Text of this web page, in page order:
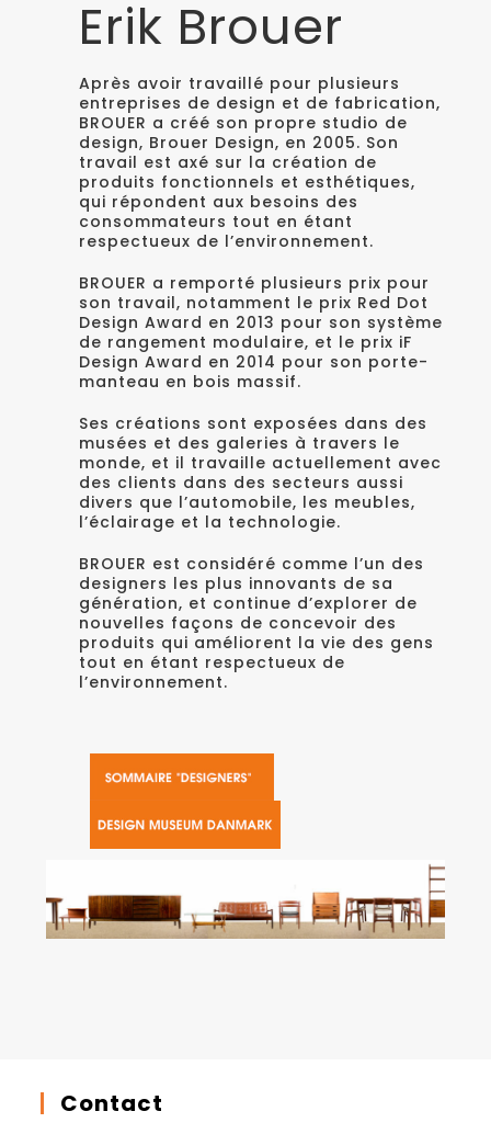
Erik Brouer
Après avoir travaillé pour plusieurs
entreprises de design et de fabrication,
BROUER a créé son propre studio de
design, Brouer Design, en 2005. Son
travail est axé sur la création de
produits fonctionnels et esthétiques,
qui répondent aux besoins des
consommateurs tout en étant
respectueux de l’environnement.
BROUER a remporté plusieurs prix pour
son travail, notamment le prix Red Dot
Design Award en 2013 pour son système
de rangement modulaire, et le prix iF
Design Award en 2014 pour son porte-
manteau en bois massif.
Ses créations sont exposées dans des
musées et des galeries à travers le
monde, et il travaille actuellement avec
des clients dans des secteurs aussi
divers que l’automobile, les meubles,
l’éclairage et la technologie.
BROUER est considéré comme l’un des
designers les plus innovants de sa
génération, et continue d’explorer de
nouvelles façons de concevoir des
produits qui améliorent la vie des gens
tout en étant respectueux de
l’environnement.
Contact